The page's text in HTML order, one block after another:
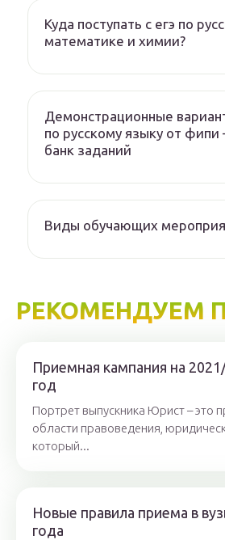
Куда поступать с егэ по
математике и химии?
Демонстрационные
по русскому языку от
банк заданий
Виды обучающих
РЕКОМЕНДУЕМ
Приемная кампания на
год
Портрет выпускника Юрист – это
области правоведения,
который...
Новые правила приема в
года